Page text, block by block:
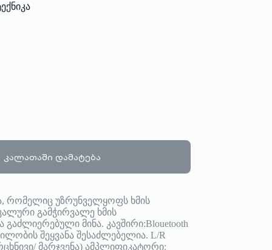
კალათაში დამატება
რომელიც უზრუნველყოფს ხმის
გამჭირვალე ხმის
მინა. კავშირი:Blouetooth
შეყვანა შესაძლებელია. L/R
მარჯვენა) ამპლიფიკატორი: